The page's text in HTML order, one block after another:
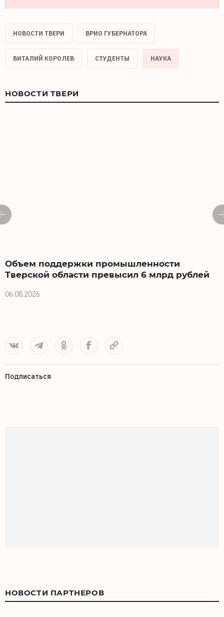
НОВОСТИ ТВЕРИ ВРИО ГУБЕРНАТОРА
ВИТАЛИЙ КОРОЛЕВ СТУДЕНТЫ НАУКА
НОВОСТИ ТВЕРИ
Объем поддержки промышленности
Тверской области превысил 6 млрд рублей
06.08.2026
Подписаться
НОВОСТИ ПАРТНЕРОВ